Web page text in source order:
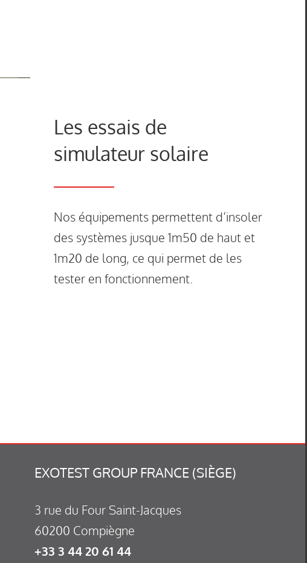
Les essais de
simulateur solaire
Nos équipements permettent d’insoler
des systèmes jusque 1m50 de haut et
1m20 de long, ce qui permet de les
tester en fonctionnement.
EXOTEST GROUP FRANCE (SIÈGE)
3 rue du Four Saint-Jacques
60200 Compiègne
+33 3 44 20 61 44